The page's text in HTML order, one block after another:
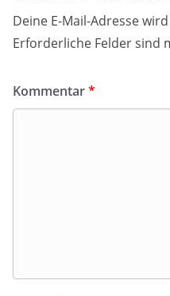
Deine E-Mail-Adresse
Erforderliche Felder sind
Kommentar*